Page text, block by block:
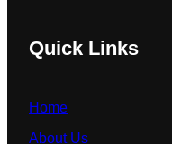
Quick Links
Home
About Us